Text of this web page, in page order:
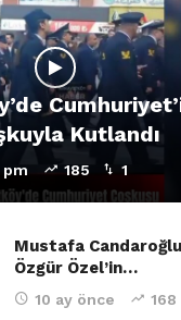
Kutlandı
pm 185 1
Mustafa
Özgür Özel’in…
10 ay önce 168